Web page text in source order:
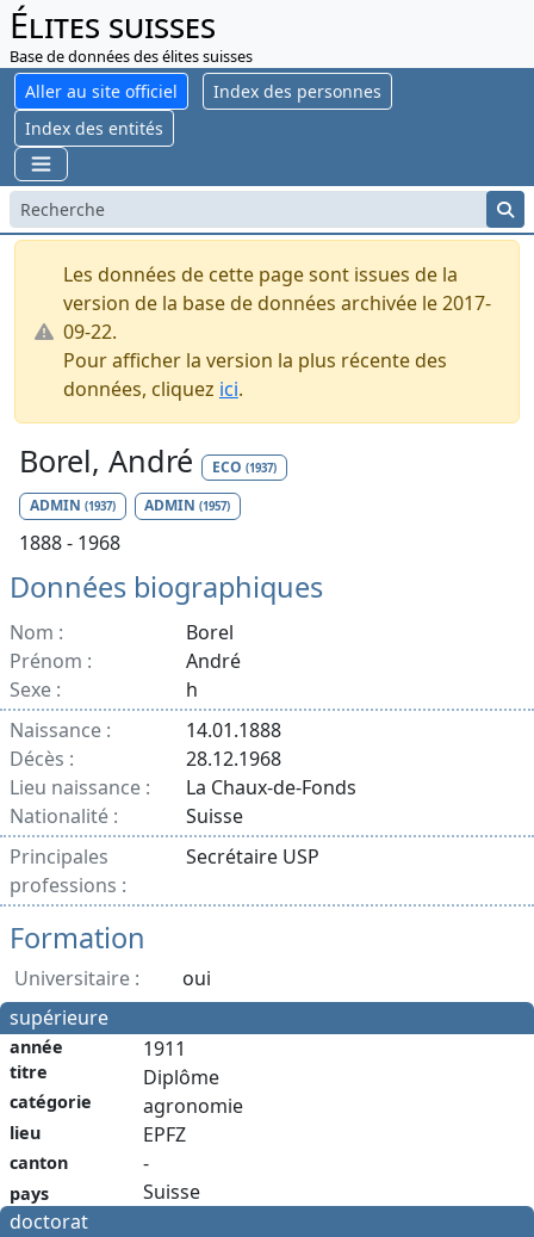
Élites suisses
Base de données des élites suisses
Aller au site officiel
Index des personnes
Index des entités
Les données de cette page sont issues de la
version de la base de données archivée le 2017-
09-22.
Pour afficher la version la plus récente des
données, cliquez ici.
Borel, André ECO (1937)
ADMIN (1937) ADMIN(1957)
1888 - 1968
Données biographiques
Nom :
Borel
Prénom :
André
Sexe :
h
Naissance :
14.01.1888
Décès :
28.12.1968
Lieu naissance :
La Chaux-de-Fonds
Nationalité :
Suisse
Principales
professions :
Secrétaire USP
Formation
Universitaire :
oui
supérieure
année
titre
catégorie
lieu
canton
pays
1911
Diplôme
agronomie
EPFZ
-
Suisse
doctorat